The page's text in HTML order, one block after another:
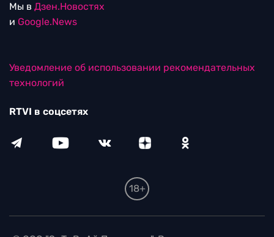
Мы в Дзен.Новостях
и Google.News
Уведомление об использовании рекомендательных
технологий
RTVI в соцсетях
18+